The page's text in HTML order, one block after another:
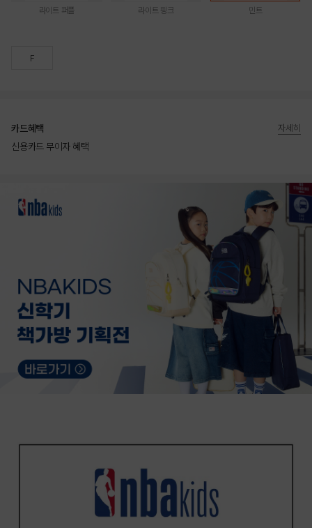
라이트 퍼플 라이트 핑크 민트
F
카드혜택
신용카드 무이자 혜택
자세히